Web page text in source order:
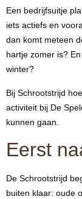
Een bedrijfsuitje
iets actiefs en
dan komt meteen
hartje zomer is?
winter?
Bij Schrootstrijd
activiteit bij De
kunnen gaan.
Eerst
De Schrootstrijd
buiten klaar: oude